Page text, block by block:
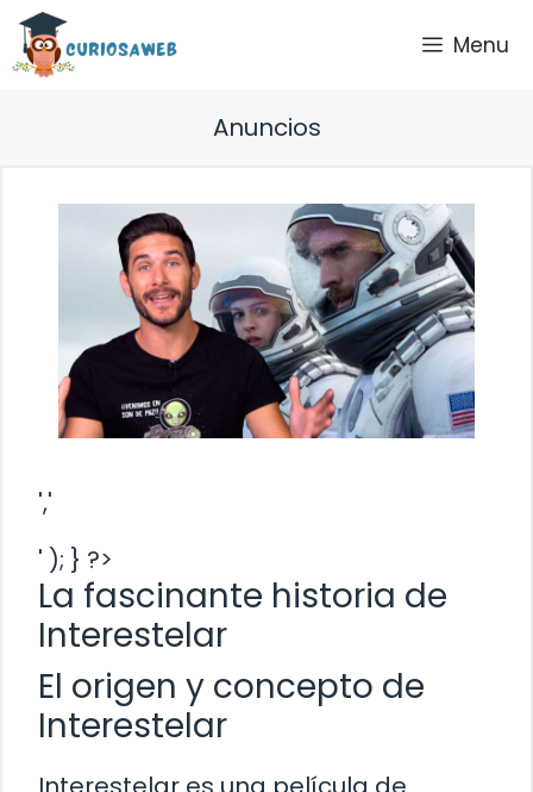
Saltar
contenido
Menu
Anuncios
','
' ); } ?>
La fascinante historia de
Interestelar
El origen y concepto de
Interestelar